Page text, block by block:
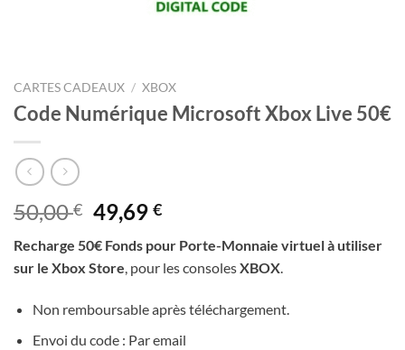
CARTES CADEAUX / XBOX
Code Numérique Microsoft Xbox Live 50€
50,00€ Le
prix
initial
était :
49,69€Le
actuel
est :
Recharge 50€ Fonds pour Porte-Monnaie virtuel à utiliser
sur le Xbox Store, pour les consolesXBOX.
Non remboursable après téléchargement.
Envoi du code : Par email